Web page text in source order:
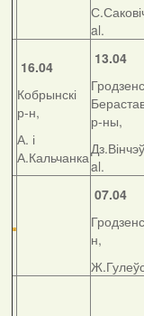
al.
16.04
Кобрынскі
р-н,
А. і
А.Кальчанка
13.04
р-ны,
al.
07.04
н,